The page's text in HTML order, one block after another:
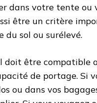
dans votre tente ou
être un critère
du sol ou surélevé.
doit être compatible
de portage. Si
ou dans vos